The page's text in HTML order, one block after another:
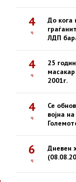
4
ч
До кога
ЛДП
4
ч
25
2001г.
4
ч
Се
војна
6
ч
Дневен